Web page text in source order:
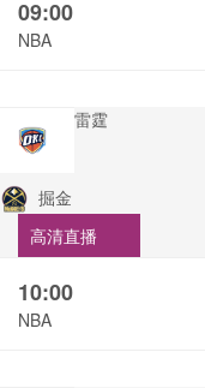
09:00
NBA
雷霆
掘金
高清直播
10:00
NBA